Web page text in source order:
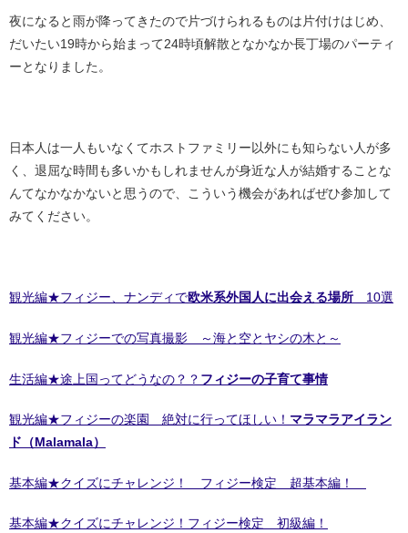
夜になると雨が降ってきたので片づけられるものは片付けはじめ、
だいたい19時から始まって24時頃解散となかなか長丁場のパーティ
ーとなりました。
日本人は一人もいなくてホストファミリー以外にも知らない人が多
く、退屈な時間も多いかもしれませんが身近な人が結婚することな
んてなかなかないと思うので、こういう機会があればぜひ参加して
みてください。
観光編★フィジー、ナンディで欧米系外国人に出会える場所 10選
観光編★フィジーでの写真撮影 ～海と空とヤシの木と～
生活編★途上国ってどうなの？？ フィジーの子育て事情
観光編★フィジーの楽園 絶対に行ってほしい！ マラマラアイラン
ド（Malamala）
基本編★クイズにチャレンジ！ フィジー検定 超基本編！
基本編★クイズにチャレンジ！フィジー検定 初級編！